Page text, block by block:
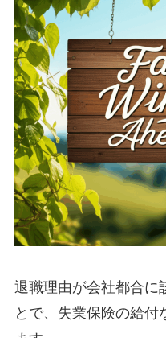
退職理由が会社都合に
とで、失業保険の給付